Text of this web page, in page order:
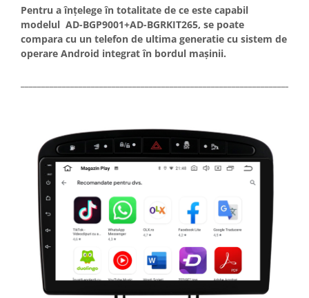
Pentru a înțelege în totalitate de ce este capabil
modelul AD-BGP9001+AD-BGRKIT265, se poate
compara cu un telefon de ultima generatie cu sistem de
operare Android integrat în bordul mașinii.